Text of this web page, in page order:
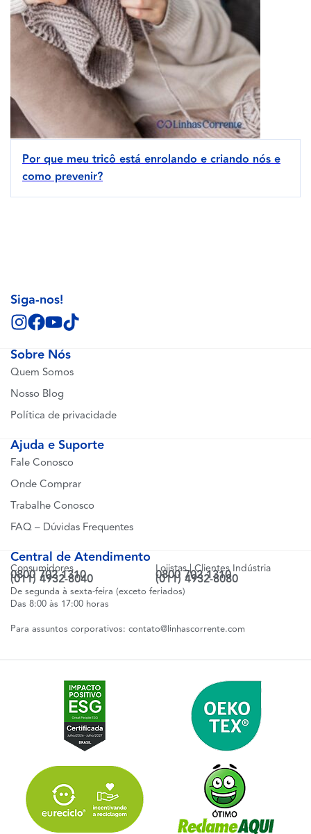
Por que meu tricô está enrolando e criando nós e
como prevenir?
Sobre Nós
Quem Somos
Nosso Blog
Política de privacidade
Ajuda e Suporte
Fale Conosco
Onde Comprar
Trabalhe Conosco
FAQ – Dúvidas Frequentes
Central de Atendimento
Consumidores
0800 702 1310
(011) 4932-8040
Lojistas | Clientes Indústria
0800 702 1310
(011) 4932-8080
De segunda à sexta-feira (exceto feriados)
Das 8:00 às 17:00 horas
Para assuntos corporativos: contato@linhascorrente.com
Siga-nos!